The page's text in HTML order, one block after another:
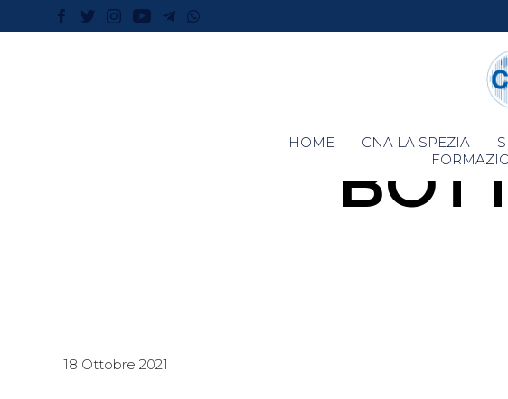
HOME CNA LA SPEZIA
18 Ottobre 2021